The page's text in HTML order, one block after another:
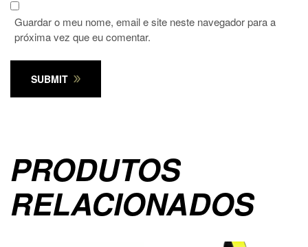
Guardar o meu nome, email e site neste navegador para a
próxima vez que eu comentar.
SUBMIT
PRODUTOS
RELACIONADOS